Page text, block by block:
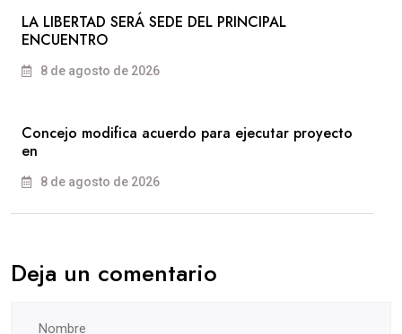
LA LIBERTAD SERÁ SEDE DEL PRINCIPAL
ENCUENTRO
8 de agosto de 2026
Concejo modifica acuerdo para ejecutar proyecto
en
8 de agosto de 2026
Deja un comentario